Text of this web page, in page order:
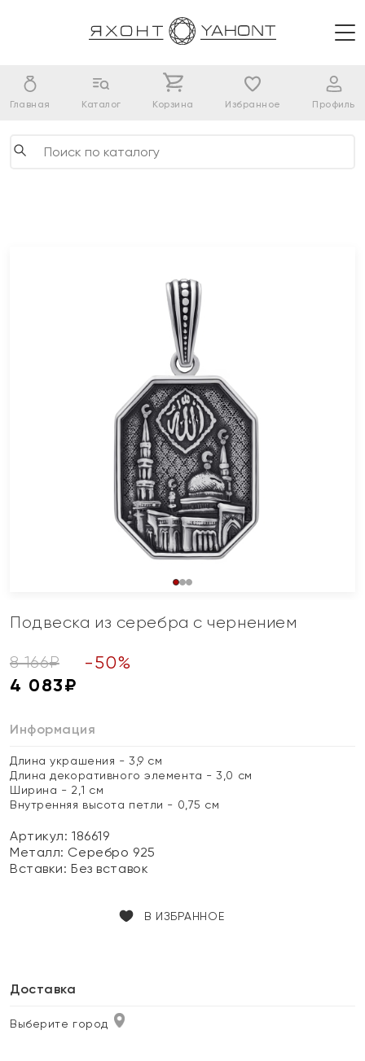
Главная Каталог Корзина Избранное Профиль
Подвеска из серебра с чернением
8 166₽ -50%
4 083₽
Информация
Длина украшения - 3,9 см
Длина декоративного элемента - 3,0 см
Ширина - 2,1 см
Внутренняя высота петли - 0,75 см
Артикул: 186619
Металл: Серебро 925
Вставки:Без вставок
В ИЗБРАННОЕ
Доставка
Выберите город